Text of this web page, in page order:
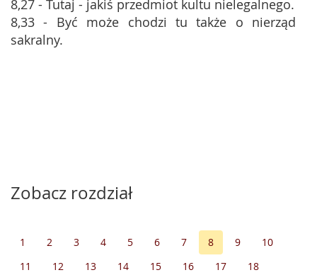
8,27 - Tutaj - jakiś przedmiot kultu nielegalnego.
8,33 - Być może chodzi tu także o nierząd
sakralny.
Zobacz rozdział
1 2 3 4 5 6 7 8 9
10
11
12 13 14 15 16 17
18